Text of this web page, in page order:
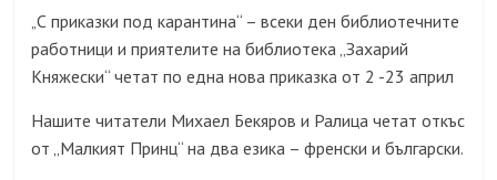
„С приказки под карантина“ – всеки ден библиотечните
работници и приятелите на библиотека „Захарий
Княжески“ четат по една нова приказка от 2 -23 април
Нашите читатели Михаел Бекяров и Ралица четат откъс
от „Малкият Принц“ на два езика – френски и български.